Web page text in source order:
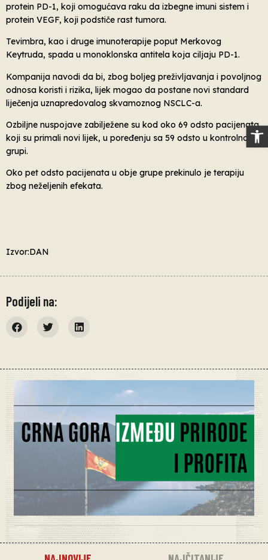
protein PD-1, koji omogućava raku da izbegne imuni sistem i
protein VEGF, koji podstiče rast tumora.
Tevimbra, kao i druge imunoterapije poput Merkovog
Keytruda, spada u monoklonska antitela koja ciljaju PD-1.
Kompanija navodi da bi, zbog boljeg preživljavanja i povoljnog
odnosa koristi i rizika, lijek mogao da postane novi standard
liječenja uznapredovalog skvamoznog NSCLC-a.
Ozbiljne nuspojave zabilježene su kod oko 69 odsto pacijenata
koji su primali novi lijek, u poređenju sa 59 odsto u kontrolnoj
grupi.
Oko pet odsto pacijenata u obje grupe prekinulo je terapiju
zbog neželjenih efekata.
Izvor:DAN
Podijeli na: